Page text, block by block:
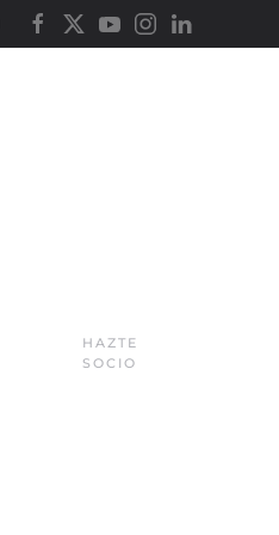
HAZTE
SOCIO